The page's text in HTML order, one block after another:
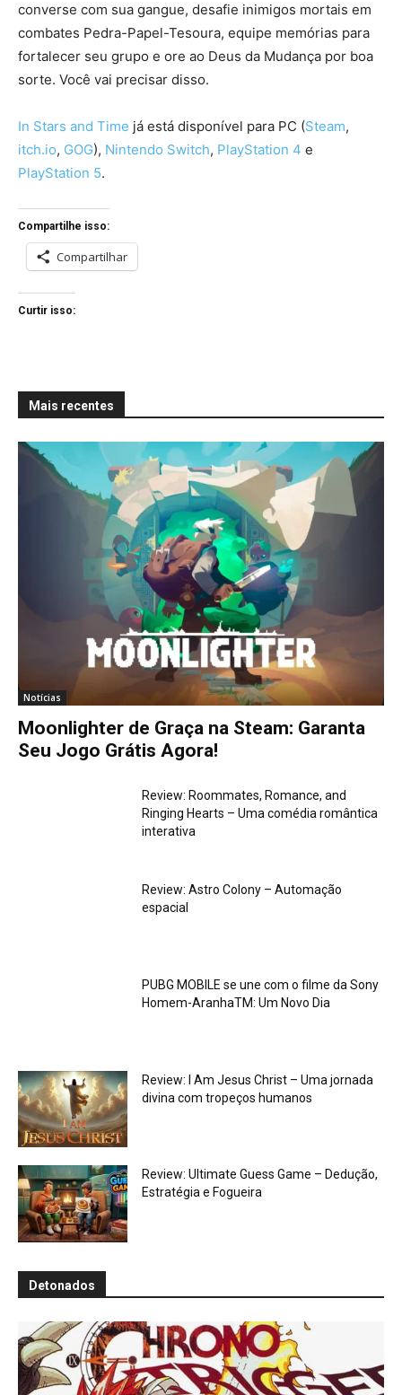
converse com sua gangue, desafie inimigos mortais em
combates Pedra-Papel-Tesoura, equipe memórias para
fortalecer seu grupo e ore ao Deus da Mudança por boa
sorte. Você vai precisar disso.
In Stars and Time já está disponível para PC (Steam,
itch.io, GOG), Nintendo Switch, PlayStation 4 e
PlayStation 5.
Compartilhe isso:
Compartilhar
Curtir isso:
Mais recentes
Notícias
Moonlighter de Graça na Steam: Garanta
Seu Jogo Grátis Agora!
Review: Roommates, Romance, and
Ringing Hearts – Uma comédia romântica
interativa
Review: Astro Colony – Automação
espacial
PUBG MOBILE se une com o filme da Sony
Homem-AranhaTM: Um Novo Dia
Review: I Am Jesus Christ – Uma jornada
divina com tropeços humanos
Review: Ultimate Guess Game – Dedução,
Estratégia e Fogueira
Detonados